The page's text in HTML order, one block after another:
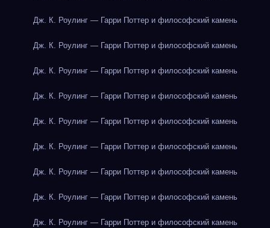
Дж. К. Роулинг — Гарри Поттер и философский камень
Дж. К. Роулинг — Гарри Поттер и философский камень
Дж. К. Роулинг — Гарри Поттер и философский камень
Дж. К. Роулинг — Гарри Поттер и философский камень
Дж. К. Роулинг — Гарри Поттер и философский камень
Дж. К. Роулинг — Гарри Поттер и философский камень
Дж. К. Роулинг — Гарри Поттер и философский камень
Дж. К. Роулинг — Гарри Поттер и философский камень
Дж. К. Роулинг — Гарри Поттер и философский камень